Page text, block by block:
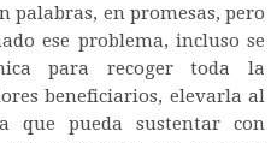
palabras, en promesas, pero
ese problema, incluso se
para recoger toda la
beneficiarios, elevarla al
que pueda sustentar con